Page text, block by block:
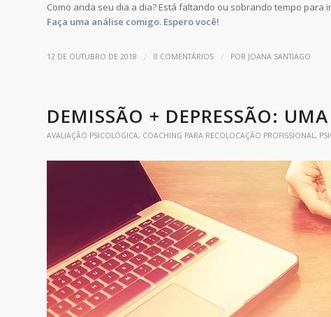
Como anda seu dia a dia? Está faltando ou sobrando tempo para
Faça uma análise comigo. Espero você!
12 DE OUTUBRO DE 2018 / 0 COMENTÁRIOS / POR JOANA SANTIAGO
DEMISSÃO + DEPRESSÃO:
AVALIAÇÃO PSICOLÓGICA, COACHING PARA RECOLOCAÇÃO PROFISSIONAL,